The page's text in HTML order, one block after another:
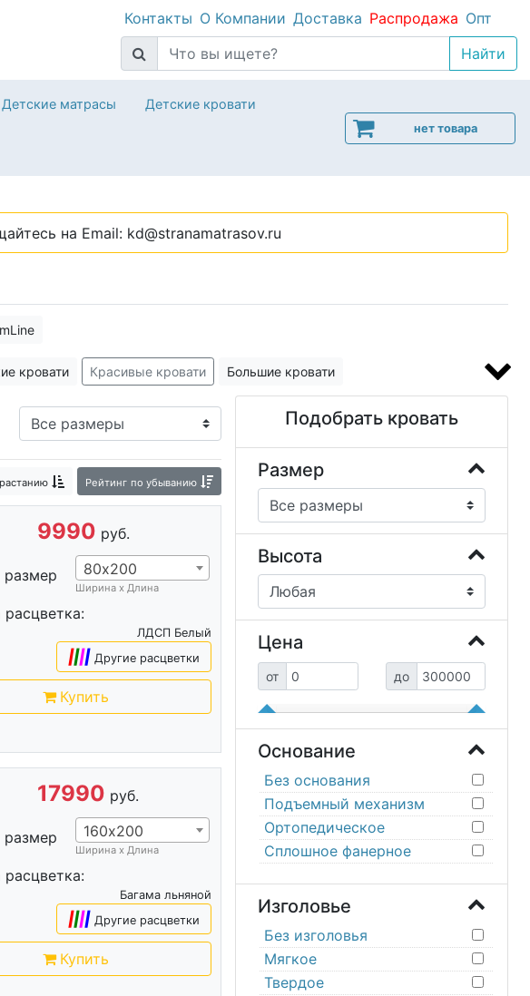
Контакты О Компании Доставка Распродажа Опт
Детские матрасы Детские кровати
нет товара
на Email: kd@stranamatrasov.ru
кровати Красивые кровати Большие кровати
трансформеры для малогабаритной квартиры
Простые кровати Парящая кровать
без подъемного механизма Широкие кровати
Кровати для дачи Кровать с подсветкой
Рейтинг по убыванию
9990 руб.
размер 80х200
Ширина х Длина
ЛДСП Белый
|||| Другие расцветки
Купить
17990 руб.
размер 160х200
Ширина х Длина
Багама льняной
|||| Другие расцветки
Купить
Подобрать кровать
Размер
Высота
Цена
от до
Основание
Без основания
Подъемный механизм
Ортопедическое
Сплошное фанерное
Изголовье
Без изголовья
Мягкое
Твердое